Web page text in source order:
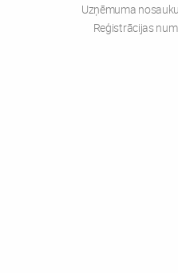
Uzņēmuma
Reģistrācijas